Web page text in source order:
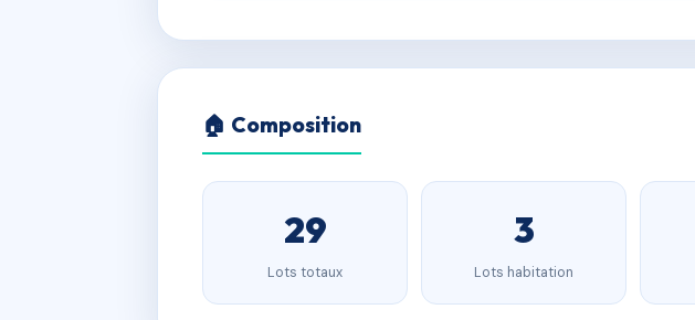
🏠 Composition
29
Lots totaux
3
Lots habitation